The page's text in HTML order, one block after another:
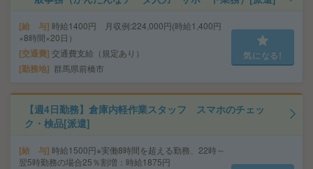
給 与 時給1400円 月収例:224,000円(時給1,400円
×8時間×20日）
交通費 交通費支給（規定あり）
勤務地 群馬県前橋市
気になる!
【週4日勤務】倉庫内軽作業スタッフ スマホのチェッ
ク・検品[派遣]
給 与 時給1500円※実働8時間を超える勤務、22時～
翌5時勤務の場合25％割増：時給1875円